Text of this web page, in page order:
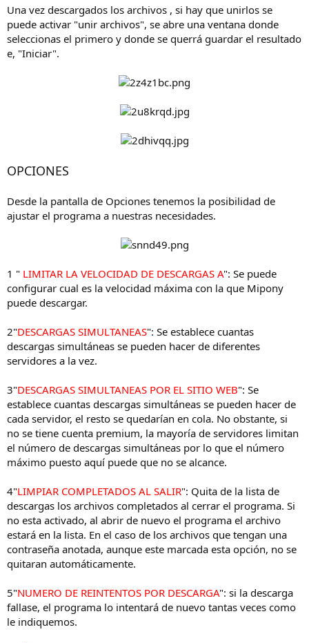
Una vez descargados los archivos , si hay que unirlos se
puede activar "unir archivos", se abre una ventana donde
seleccionas el primero y donde se querrá guardar el resultado
e, "Iniciar".
OPCIONES
Desde la pantalla de Opciones tenemos la posibilidad de
ajustar el programa a nuestras necesidades.
1 " LIMITAR LA VELOCIDAD DE DESCARGAS A": Se puede
configurar cual es la velocidad máxima con la que Mipony
puede descargar.
2"DESCARGAS SIMULTANEAS": Se establece cuantas
descargas simultáneas se pueden hacer de diferentes
servidores a la vez.
3"DESCARGAS SIMULTANEAS POR EL SITIO WEB": Se
establece cuantas descargas simultáneas se pueden hacer de
cada servidor, el resto se quedarían en cola. No obstante, si
no se tiene cuenta premium, la mayoría de servidores limitan
el número de descargas simultáneas por lo que el número
máximo puesto aquí puede que no se alcance.
4"LIMPIAR COMPLETADOS AL SALIR": Quita de la lista de
descargas los archivos completados al cerrar el programa. Si
no esta activado, al abrir de nuevo el programa el archivo
estará en la lista. En el caso de los archivos que tengan una
contraseña anotada, aunque este marcada esta opción, no se
quitaran automáticamente.
5"NUMERO DE REINTENTOS POR DESCARGA": si la descarga
fallase, el programa lo intentará de nuevo tantas veces como
le indiquemos.